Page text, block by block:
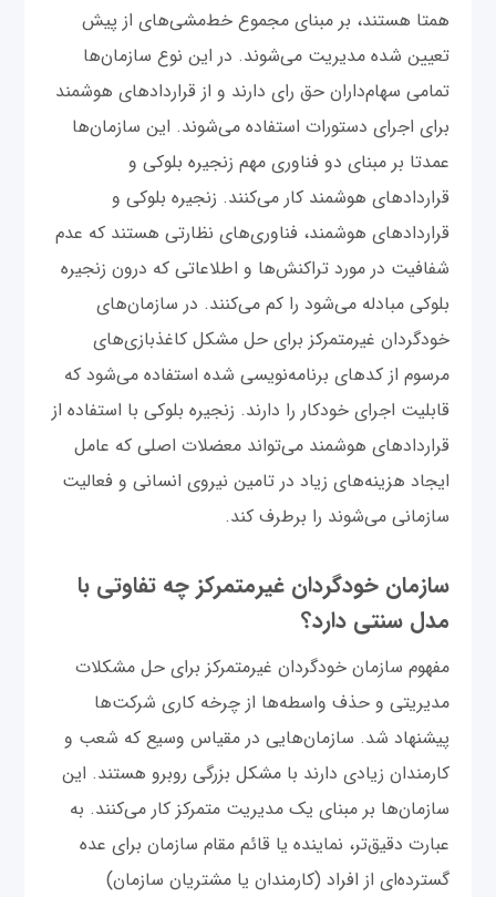
همتا هستند، بر مبنای مجموع خط‌مشی‌های از پیش
تعیین شده مدیریت می‌شوند. در این نوع سازمان‌ها
تمامی سهام‌داران حق رای دارند و از قراردادهای هوشمند
برای اجرای دستورات استفاده می‌شوند. این سازمان‌ها
عمدتا بر مبنای دو فناوری مهم زنجیره بلوکی و
قراردادهای هوشمند کار می‌کنند. زنجیره بلوکی و
قراردادهای هوشمند، فناوری‌های نظارتی هستند که عدم
شفافیت در مورد تراکنش‌ها و اطلاعاتی که درون زنجیره
بلوکی مبادله می‌شود را کم می‌کنند. در سازمان‌های
خودگردان غیرمتمرکز برای حل مشکل کاغذبازی‌های
مرسوم از کدهای برنامه‌نویسی شده استفاده می‌شود که
قابلیت اجرای خودکار را دارند. زنجیره بلوکی با استفاده از
قراردادهای هوشمند می‌تواند معضلات اصلی که عامل
ایجاد هزینه‌های زیاد در تامین نیروی انسانی و فعالیت
سازمانی می‌شوند را برطرف کند.
سازمان خودگردان غیرمتمرکز چه تفاوتی با
مدل سنتی دارد؟
مفهوم سازمان خودگردان غیرمتمرکز برای حل مشکلات
مدیریتی و حذف واسطه‌ها از چرخه کاری شرکت‌ها
پیشنهاد شد. سازمان‌هایی در مقیاس وسیع که شعب و
کارمندان زیادی دارند با مشکل بزرگی روبرو هستند. این
سازمان‌ها بر مبنای یک مدیریت متمرکز کار می‌کنند. به
عبارت دقیق‌تر، نماینده یا قائم مقام سازمان برای عده
گسترده‌ای از افراد (کارمندان یا مشتریان سازمان)